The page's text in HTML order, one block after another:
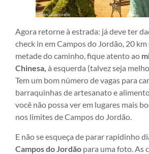
Agora retorne à estrada: já deve ter
check in em Campos do Jordão, 20 km
metade do caminho, fique atento ao
Chinesa, à esquerda (talvez seja
Tem um bom número de vagas para
barraquinhas de artesanato e
você não possa ver em lugares mais
nos limites de Campos do Jordão.
E não se esqueça de parar rapidinho
Campos do Jordão para uma foto. As